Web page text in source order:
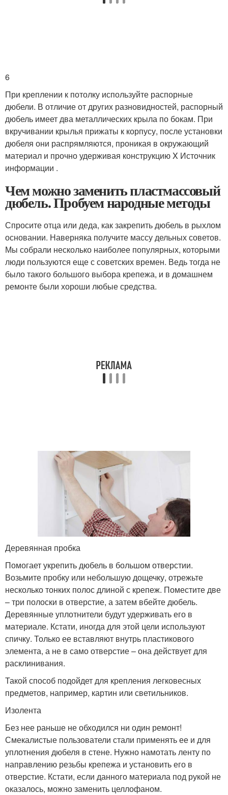
6
При креплении к потолку используйте распорные
дюбели. В отличие от других разновидностей, распорный
дюбель имеет два металлических крыла по бокам. При
вкручивании крылья прижаты к корпусу, после установки
дюбеля они распрямляются, проникая в окружающий
материал и прочно удерживая конструкциюX Источник
информации .
Чем можно заменить пластмассовый
дюбель. Пробуем народные методы
Спросите отца или деда, как закрепить дюбель в рыхлом
основании. Наверняка получите массу дельных советов.
Мы собрали несколько наиболее популярных, которыми
люди пользуются еще с советских времен. Ведь тогда не
было такого большого выбора крепежа, и в домашнем
ремонте были хороши любые средства.
Деревянная пробка
Помогает укрепить дюбель в большом отверстии.
Возьмите пробку или небольшую дощечку, отрежьте
несколько тонких полос длиной с крепеж. Поместите две
– три полоски в отверстие, а затем вбейте дюбель.
Деревянные уплотнители будут удерживать его в
материале. Кстати, иногда для этой цели используют
спичку. Только ее вставляют внутрь пластикового
элемента, а не в само отверстие – она действует для
расклинивания.
Такой способ подойдет для крепления легковесных
предметов, например, картин или светильников.
Изолента
Без нее раньше не обходился ни один ремонт!
Смекалистые пользователи стали применять ее и для
уплотнения дюбеля в стене. Нужно намотать ленту по
направлению резьбы крепежа и установить его в
отверстие. Кстати, если данного материала под рукой не
оказалось, можно заменить целлофаном.